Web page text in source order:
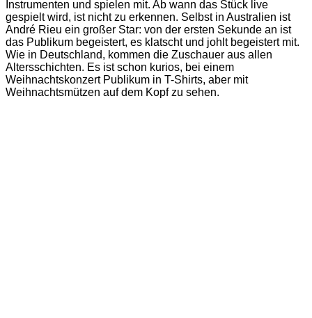
Instrumenten und spielen mit. Ab wann das Stück live
gespielt wird, ist nicht zu erkennen. Selbst in Australien ist
André Rieu ein großer Star: von der ersten Sekunde an ist
das Publikum begeistert, es klatscht und johlt begeistert mit.
Wie in Deutschland, kommen die Zuschauer aus allen
Altersschichten. Es ist schon kurios, bei einem
Weihnachtskonzert Publikum in T-Shirts, aber mit
Weihnachtsmützen auf dem Kopf zu sehen.